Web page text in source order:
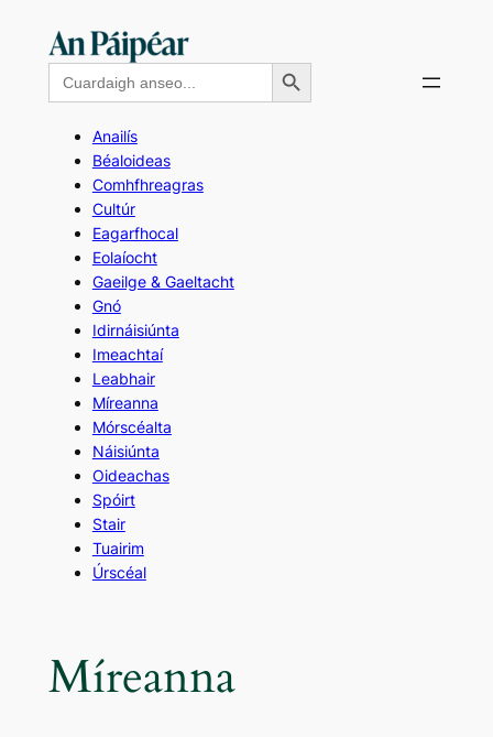
contentSearch
for:
Search Button
Anailís
Béaloideas
Comhfhreagras
Cultúr
Eagarfhocal
Eolaíocht
Gaeilge & Gaeltacht
Gnó
Idirnáisiúnta
Imeachtaí
Leabhair
Míreanna
Mórscéalta
Náisiúnta
Oideachas
Spóirt
Stair
Tuairim
Úrscéal
Míreanna